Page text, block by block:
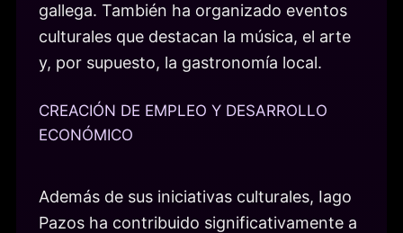
gallega. También ha organizado eventos
culturales que destacan la música, el arte
y, por supuesto, la gastronomía local.
CREACIÓN DE EMPLEO Y DESARROLLO
ECONÓMICO
Además de sus iniciativas culturales, Iago
Pazos ha contribuido significativamente a